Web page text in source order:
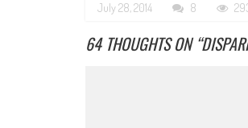
July 28, 2014 8
64 THOUGHTS ON “